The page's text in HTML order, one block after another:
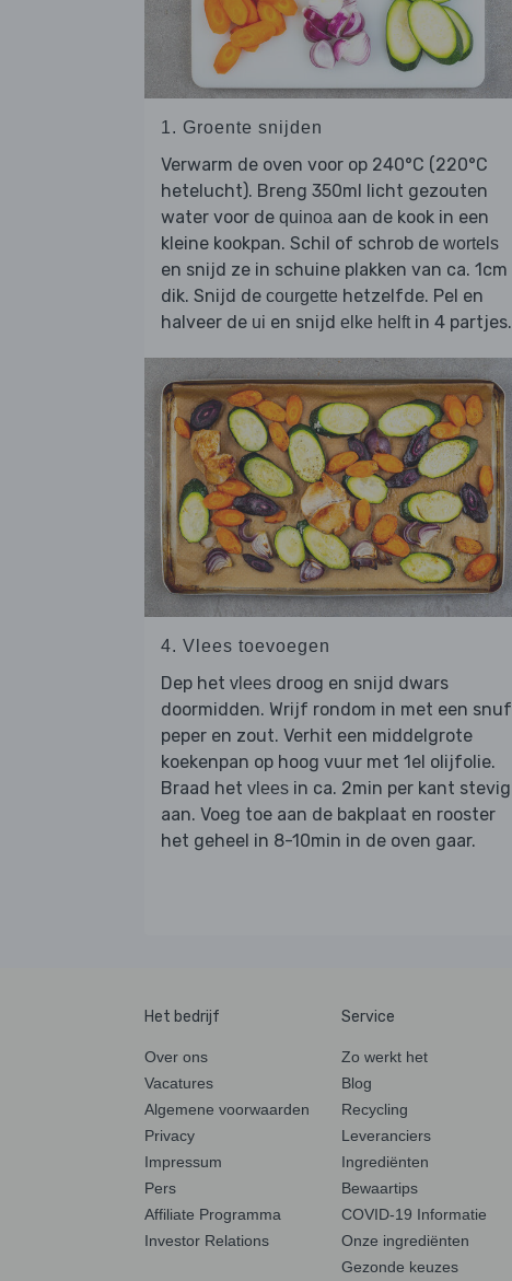
1. Groente snijden
Verwarm de oven voor op 240°C (220°C
hetelucht). Breng 350ml licht gezouten
water voor de quinoa aan de kook in een
kleine kookpan. Schil of schrob de wortels
en snijd ze in schuine plakken van ca. 1cm
dik. Snijd de courgette hetzelfde. Pel en
halveer de ui en snijd elke helftin 4 partjes.
4. Vlees toevoegen
Dep het vlees droog en snijd dwars
doormidden. Wrijf rondom in met een snuf
peper en zout. Verhit een middelgrote
koekenpan op hoog vuur met 1el olijfolie.
Braad het vlees in ca. 2min per kant stevig
aan. Voeg toe aan de bakplaat en rooster
het geheel in 8-10min in de oven gaar.
Het bedrijf
Over ons
Vacatures
Algemene voorwaarden
Privacy
Impressum
Pers
Affiliate Programma
Investor Relations
Service
Zo werkt het
Blog
Recycling
Leveranciers
Ingrediënten
Bewaartips
COVID-19 Informatie
Onze ingrediënten
Gezonde keuzes